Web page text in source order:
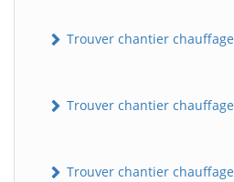
Trouver chantier
Trouver chantier
Trouver chantier